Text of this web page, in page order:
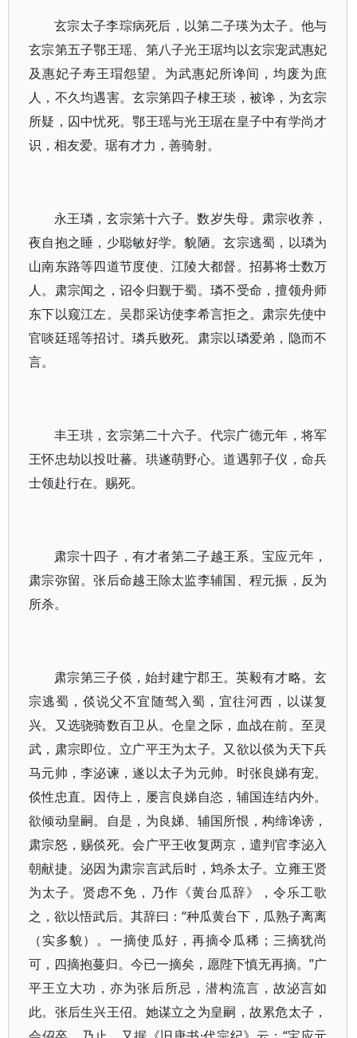
玄宗太子李琮病死后，以第二子瑛为太子。他与
玄宗第五子鄂王瑶、第八子光王琚均以玄宗宠武惠妃
及惠妃子寿王瑁怨望。为武惠妃所谗间，均废为庶
人，不久均遇害。玄宗第四子棣王琰，被谗，为玄宗
所疑，囚中忧死。鄂王瑶与光王琚在皇子中有学尚才
识，相友爱。琚有才力，善骑射。
永王璘，玄宗第十六子。数岁失母。肃宗收养，
夜自抱之睡，少聪敏好学。貌陋。玄宗逃蜀，以璘为
山南东路等四道节度使、江陵大都督。招募将士数万
人。肃宗闻之，诏令归觐于蜀。璘不受命，擅领舟师
东下以窥江左。吴郡采访使李希言拒之。肃宗先使中
官啖廷瑶等招讨。璘兵败死。肃宗以璘爱弟，隐而不
言。
丰王珙，玄宗第二十六子。代宗广德元年，将军
王怀忠劫以投吐蕃。珙遂萌野心。道遇郭子仪，命兵
士领赴行在。赐死。
肃宗十四子，有才者第二子越王系。宝应元年，
肃宗弥留。张后命越王除太监李辅国、程元振，反为
所杀。
肃宗第三子倓，始封建宁郡王。英毅有才略。玄
宗逃蜀，倓说父不宜随驾入蜀，宜往河西，以谋复
兴。又选骁骑数百卫从。仓皇之际，血战在前。至灵
武，肃宗即位。立广平王为太子。又欲以倓为天下兵
马元帅，李泌谏，遂以太子为元帅。时张良娣有宠。
倓性忠直。因侍上，屡言良娣自恣，辅国连结内外。
欲倾动皇嗣。自是，为良娣、辅国所恨，构缔谗谤，
肃宗怒，赐倓死。会广平王收复两京，遣判官李泌入
朝献捷。泌因为肃宗言武后时，鸩杀太子。立雍王贤
为太子。贤虑不免，乃作《黄台瓜辞》，令乐工歌
之，欲以悟武后。其辞曰：“种瓜黄台下，瓜熟子离离
（实多貌）。一摘使瓜好，再摘令瓜稀；三摘犹尚
可，四摘抱蔓归。今已一摘矣，愿陛下慎无再摘。”广
平王立大功，亦为张后所忌，潜构流言，故泌言如
此。张后生兴王佋。她谋立之为皇嗣，故累危太子，